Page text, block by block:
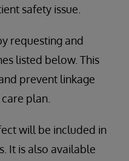
safety issue.
requesting and
listed below. This
prevent linkage
plan.
will be included in
It is also available